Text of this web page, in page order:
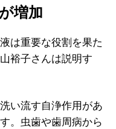
増加
は重要な役割を果た
裕子さんは説明す
い流す自浄作用があ
。虫歯や歯周病から